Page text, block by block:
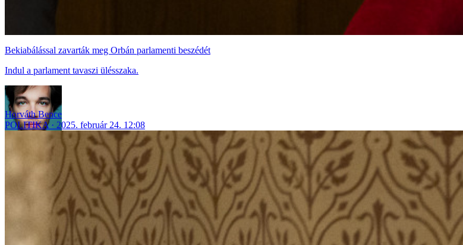
Bekiabálással zavarták meg Orbán parlamenti beszédét
Indul a parlament tavaszi ülésszaka.
Horváth Bence
POLITIKA
2025. február 24. 12:08